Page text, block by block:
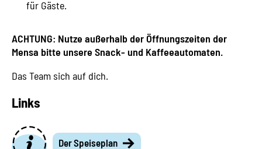
für Gäste.
ACHTUNG: Nutze außerhalb der Öffnungszeiten der
Mensa bitte unsere Snack- und Kaffeeautomaten.
Das Team sich auf dich.
Links
Der Speiseplan